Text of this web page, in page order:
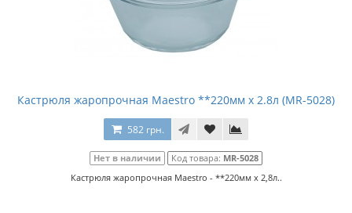
Кастрюля жаропрочная Maestro **220мм x 2.8л (MR-5028)
582 грн.
Нет в наличии Код товара: MR-5028
Кастрюля жаропрочная Maestro - **220мм x 2,8л..